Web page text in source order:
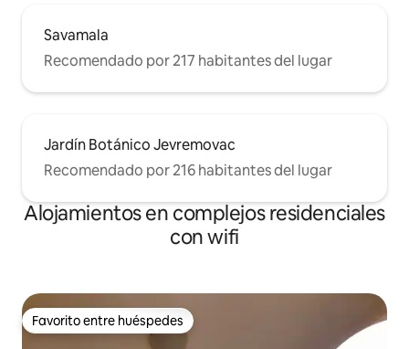
Savamala
Recomendado por 217 habitantes del lugar
Jardín Botánico Jevremovac
Recomendado por 216 habitantes del lugar
Alojamientos en complejos residenciales
con wifi
Favorito entre huéspedes
Favorito entre huéspedes